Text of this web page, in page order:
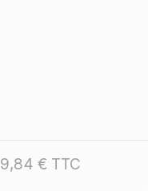
9,84 € TTC